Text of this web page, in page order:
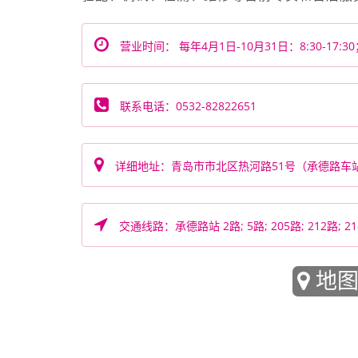
营业时间： 每年4月1日-10月31日：8:30-
联系电话：0532-82822651
详细地址：青岛市市北区热河路51号（承德路车
交通线路：承德路站 2路; 5路; 205路; 212路;
地